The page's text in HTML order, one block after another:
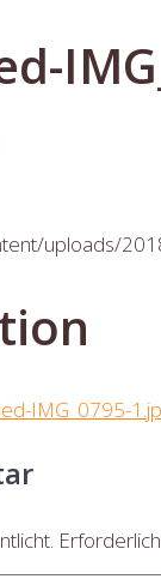
uploads/
IMG_0795-